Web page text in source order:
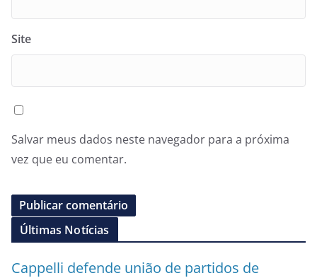
Site
Salvar meus dados neste navegador para a próxima
vez que eu comentar.
Últimas Notícias
Cappelli defende união de partidos de